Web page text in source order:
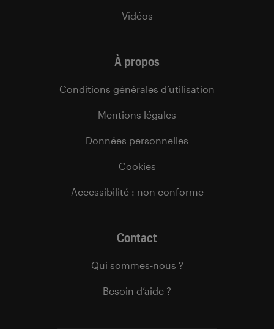
Vidéos
À propos
Conditions générales d’utilisation
Mentions légales
Données personnelles
Cookies
Accessibilité : non conforme
Contact
Qui sommes-nous ?
Besoin d’aide ?